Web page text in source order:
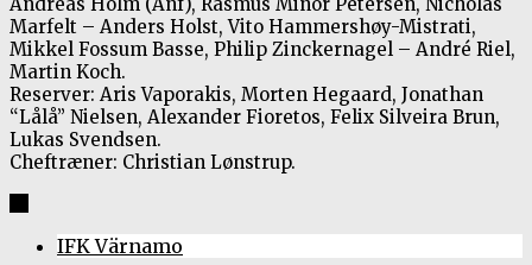
Marfelt – Anders Holst, Vito Hammershøy-Mistrati,
Mikkel Fossum Basse, Philip Zinckernagel – André Riel,
Martin Koch.
Reserver: Aris Vaporakis, Morten Hegaard, Jonathan
“Lålå” Nielsen, Alexander Fioretos, Felix Silveira Brun,
Lukas Svendsen.
Cheftræner: Christian Lønstrup.
IFK Värnamo